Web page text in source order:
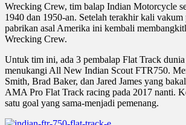
Wrecking Crew, tim balap Indian Motorcycle
1940 dan 1950-an. Setelah terakhir kali vakum
pabrikan asal Amerika ini kembali
Wrecking Crew.
Untuk tim ini, ada 3 pembalap Flat Track
menukangi All New Indian Scout FTR750.
Smith, Brad Baker, dan Jared James yang
AMA Pro Flat Track racing pada 2017 nanti.
satu goal yang sama-menjadi pemenang.